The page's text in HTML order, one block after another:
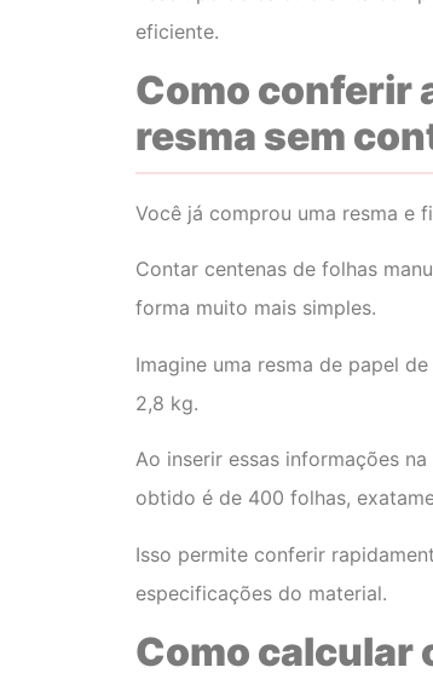
eficiente.
Como conferir
resma sem
Você já comprou uma resma e
Contar centenas de folhas
forma muito mais simples.
Imagine uma resma de papel
2,8 kg.
Ao inserir essas informações
obtido é de 400 folhas,
Isso permite conferir
especificações do material.
Como calcular